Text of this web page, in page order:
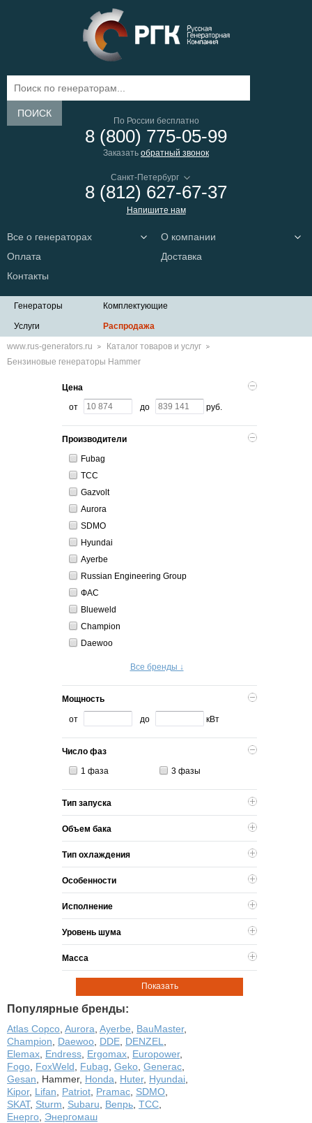
ПОИСК
По России бесплатно
8 (800) 775-05-99
Заказать обратный звонок
8 (812) 627-67-37
Напишите нам
Все о генераторах
О компании
Оплата
Доставка
Контакты
Генераторы Комплектующие
Услуги Распродажа
www.rus-generators.ru
Каталог товаров и услуг
Бензиновые генераторы Hammer
Цена
от до руб.
Производители
Fubag
ТСС
Gazvolt
Aurora
SDMO
Hyundai
Ayerbe
Russian Engineering Group
ФАС
Blueweld
Champion
Daewoo
Все бренды ↓
Мощность
от до кВт
Число фаз
1 фаза 3 фазы
Тип запуска
Объем бака
Тип охлаждения
Особенности
Исполнение
Уровень шума
Масса
Показать
Популярные бренды:
Atlas Copco Aurora Ayerbe BauMaster,
Champion
Daewoo DDE DENZEL
Elemax Endress Ergomax Europower,
Fogo FoxWeld Fubag Geko Generac
Gesan
Hammer, Honda Huter, Hyundai
Kipor, Lifan Patriot Pramac SDMO
SKAT, Sturm Subaru Вепрь ТСС
Енерго Энергомаш